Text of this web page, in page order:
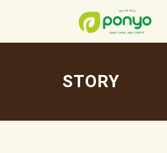
STORY